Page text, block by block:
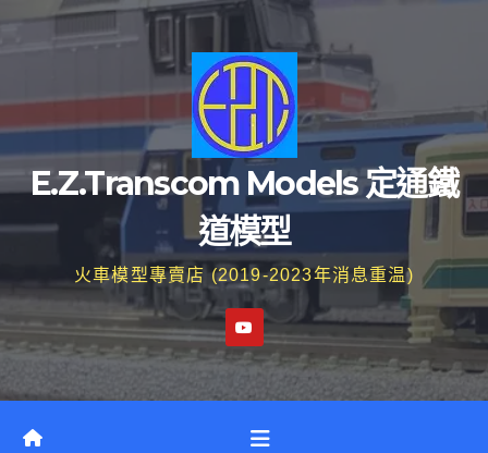
E.Z.Transcom Models 定通鐵
道模型
火車模型專賣店 (2019-2023年消息重温)